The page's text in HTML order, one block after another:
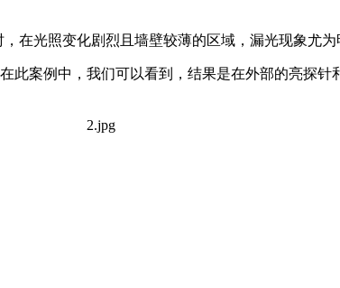
在光照变化剧烈且墙壁较薄的区域，漏光现象尤为
案例中，我们可以看到，结果是在外部的亮探